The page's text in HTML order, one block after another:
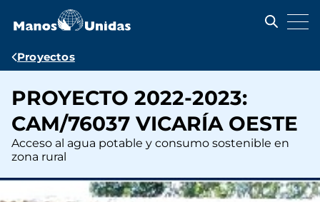
contenido
Ruta
navegación
Proyectos
PROYECTO 2022-2023:
CAM/76037 VICARÍA OESTE
Acceso al agua potable y consumo sostenible en
zona rural